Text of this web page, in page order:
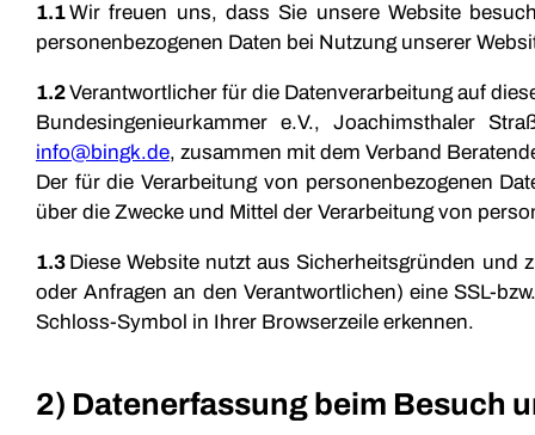
1.1Wir freuen uns, dass Sie unsere Website
personenbezogenen Daten bei Nutzung unserer
1.2Verantwortlicher für die Datenverarbeitung auf
Bundesingenieurkammer e.V., Joachimsthaler
info@bingk.de, zusammen mit dem Verband
Der für die Verarbeitung von personenbezogenen
über die Zwecke und Mittel der Verarbeitung von
1.3Diese Website nutzt aus Sicherheitsgründen und
oder Anfragen an den Verantwortlichen) eine SSL-
Schloss-Symbol in Ihrer Browserzeile erkennen.
2) Datenerfassung beim Besuch